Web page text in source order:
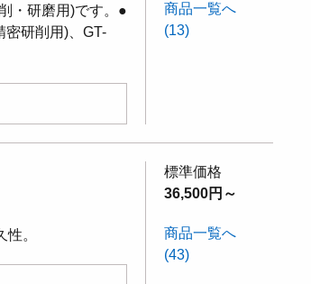
・研磨用)です。●
密研削用)、GT-
商品一覧へ
(13)
。
標準価格
36,500円～
商品一覧へ
(43)